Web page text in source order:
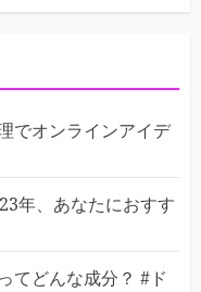
でオンラインアイデ
年、あなたにおすす
てどんな成分？ #ド